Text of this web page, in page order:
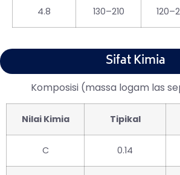
4.8 130–210
Sifat Kimia
Komposisi (massa logam las
Nilai Kimia Tipikal
C 0.14